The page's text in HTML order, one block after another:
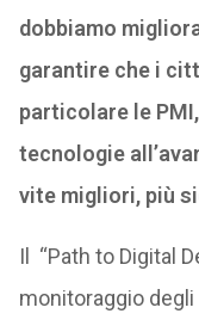
dobbiamo
garantire che i
particolare le
tecnologie
vite migliori, più
Il “Path to Digital
monitoraggio